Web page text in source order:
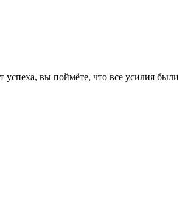
вы поймёте, что все усилия были